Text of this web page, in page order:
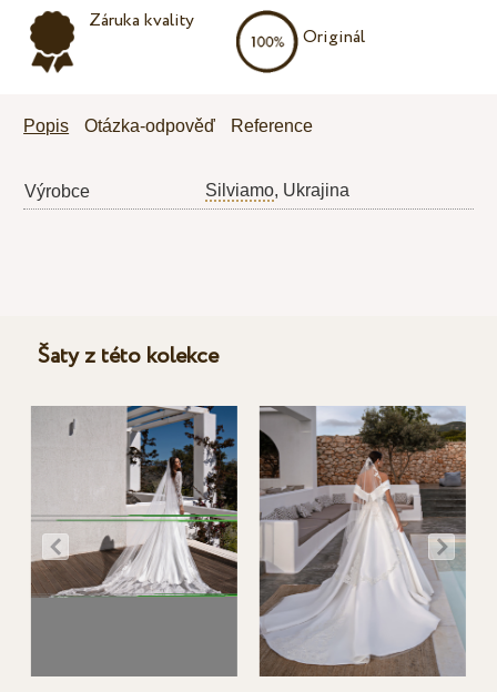
Záruka kvality
Originál
Popis Otázka-odpověď Reference
Výrobce Silviamo, Ukrajina
Šaty z této kolekce